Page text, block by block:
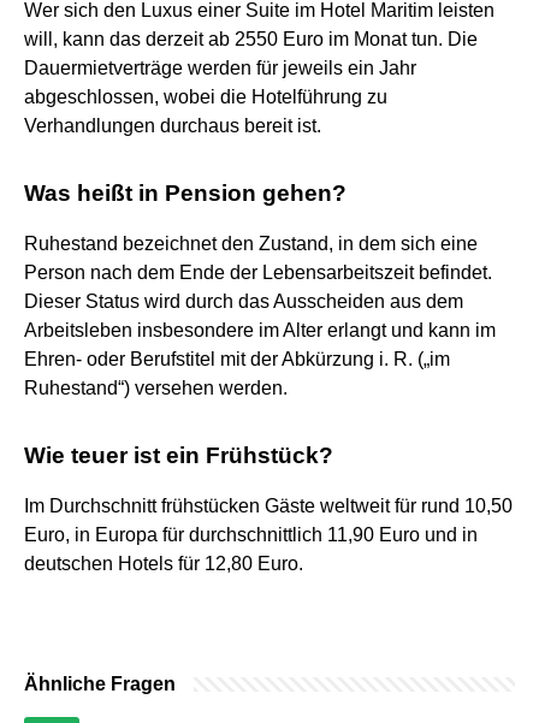
Wer sich den Luxus einer Suite im Hotel Maritim leisten
will, kann das derzeit ab 2550 Euro im Monat tun. Die
Dauermietverträge werden für jeweils ein Jahr
abgeschlossen, wobei die Hotelführung zu
Verhandlungen durchaus bereit ist.
Was heißt in Pension gehen?
Ruhestand bezeichnet den Zustand, in dem sich eine
Person nach dem Ende der Lebensarbeitszeit befindet.
Dieser Status wird durch das Ausscheiden aus dem
Arbeitsleben insbesondere im Alter erlangt und kann im
Ehren- oder Berufstitel mit der Abkürzung i. R. („im
Ruhestand“) versehen werden.
Wie teuer ist ein Frühstück?
Im Durchschnitt frühstücken Gäste weltweit für rund 10,50
Euro, in Europa für durchschnittlich 11,90 Euro und in
deutschen Hotels für 12,80 Euro.
Ähnliche Fragen